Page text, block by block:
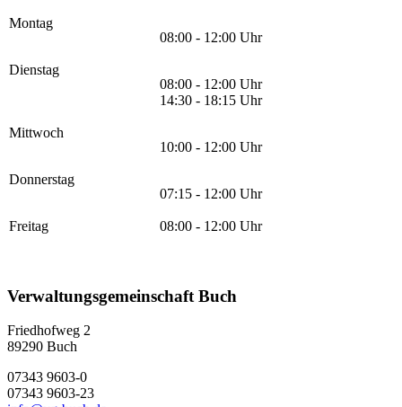
Montag
08:00 - 12:00 Uhr
Dienstag
08:00 - 12:00 Uhr
14:30 - 18:15 Uhr
Mittwoch
10:00 - 12:00 Uhr
Donnerstag
07:15 - 12:00 Uhr
Freitag 08:00 - 12:00 Uhr
Verwaltungsgemeinschaft Buch
Friedhofweg 2
89290 Buch
07343 9603-0
07343 9603-23